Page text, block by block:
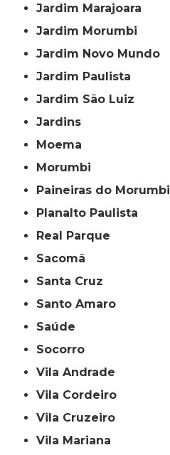
Jardim Marajoara
Jardim Morumbi
Jardim Novo Mundo
Jardim Paulista
Jardim São Luiz
Jardins
Moema
Morumbi
Paineiras do Morumbi
Planalto Paulista
Real Parque
Sacomã
Santa Cruz
Santo Amaro
Saúde
Socorro
Vila Andrade
Vila Cordeiro
Vila Cruzeiro
Vila Mariana